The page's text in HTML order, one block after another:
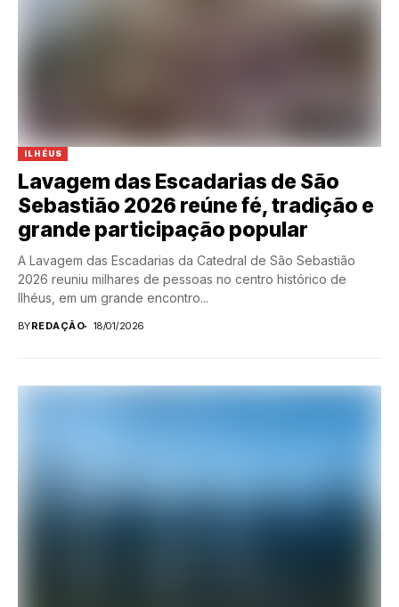
ILHÉUS
Lavagem das Escadarias de São
Sebastião 2026 reúne fé, tradição e
grande participação popular
A Lavagem das Escadarias da Catedral de São Sebastião
2026 reuniu milhares de pessoas no centro histórico de
Ilhéus, em um grande encontro...
BYREDAÇÃO 18/01/2026